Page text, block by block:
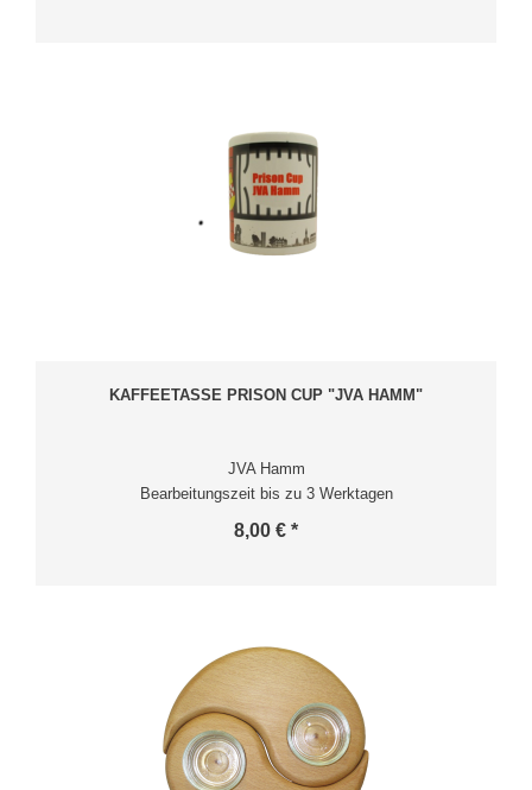
KAFFEETASSE PRISON CUP "JVA HAMM"
JVA Hamm
Bearbeitungszeit bis zu 3 Werktagen
8,00 € *